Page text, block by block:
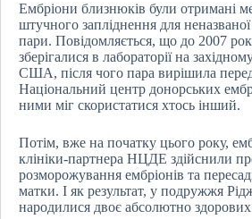
Ембріони близнюків були отримані
штучного запліднення для
пари. Повідомляється, що до 2007
зберігалися в лабораторії на
США, після чого пара вирішила
Національний центр донорських
ними міг скористатися хтось інший.
Потім, вже на початку цього року,
клініки-партнера НЦДЕ здійснили
розморожування ембріонів та
матки. І як результат, у подружжя
народилися двоє абсолютно